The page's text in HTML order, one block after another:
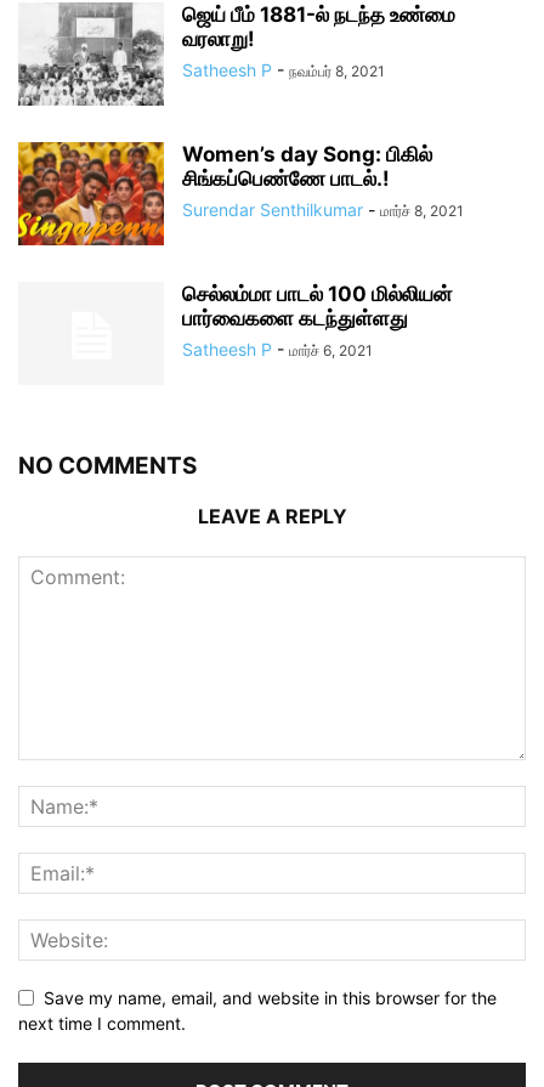
ஜெய் பீம் 1881-ல் நடந்த உண்மை
வரலாறு!
Satheesh P - நவம்பர் 8, 2021
Women’s day Song: பிகில்
சிங்கப்பெண்ணே பாடல்.!
Surendar Senthilkumar - மார்ச் 8, 2021
செல்லம்மா பாடல் 100 மில்லியன்
பார்வைகளை கடந்துள்ளது
Satheesh P - மார்ச் 6, 2021
NO COMMENTS
LEAVE A REPLY
Save my name, email, and website in this browser for the
next time I comment.